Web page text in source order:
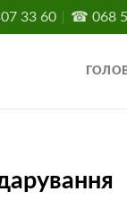
33 60 ☎068